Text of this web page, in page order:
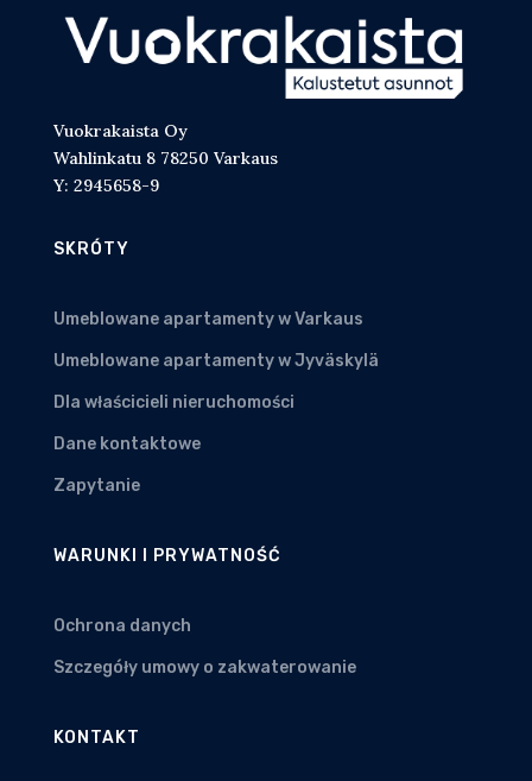
Vuokrakaista Oy
Wahlinkatu 8 78250 Varkaus
Y: 2945658-9
SKRÓTY
Umeblowane apartamenty w Varkaus
Umeblowane apartamenty w Jyväskylä
Dla właścicieli nieruchomości
Dane kontaktowe
Zapytanie
WARUNKI I PRYWATNOŚĆ
Ochrona danych
Szczegóły umowy o zakwaterowanie
KONTAKT